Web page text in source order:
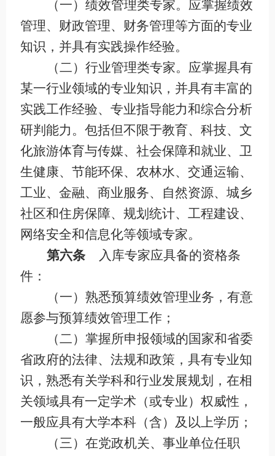
（一）绩效管理类专家。应掌握绩效
管理、财政管理、财务管理等方面的专业
知识，并具有实践操作经验。
（二）行业管理类专家。应掌握具有
某一行业领域的专业知识，并具有丰富的
实践工作经验、专业指导能力和综合分析
研判能力。包括但不限于教育、科技、文
化旅游体育与传媒、社会保障和就业、卫
生健康、节能环保、农林水、交通运输、
工业、金融、商业服务、自然资源、城乡
社区和住房保障、规划统计、工程建设、
网络安全和信息化等领域专家。
第六条
入库专家应具备的资格条
件：
（一）熟悉预算绩效管理业务，有意
愿参与预算绩效管理工作；
（二）掌握所申报领域的国家和省委
省政府的法律、法规和政策，具有专业知
识，熟悉有关学科和行业发展规划，在相
关领域具有一定学术（或专业）权威性，
一般应具有大学本科（含）及以上学历；
（三）在党政机关、事业单位任职